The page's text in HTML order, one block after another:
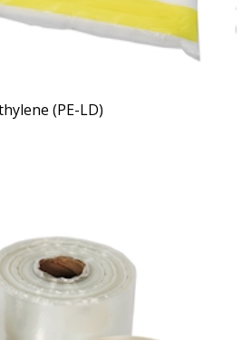
(PE-LD)